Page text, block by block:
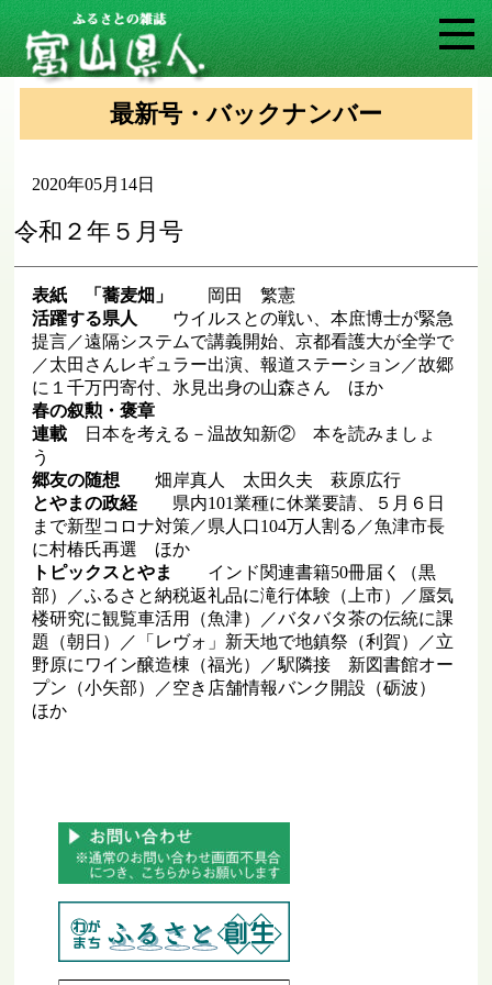
最新号・バックナンバー
2020年05月14日
令和２年５月号
表紙 「蕎麦畑」 岡田 繁憲
活躍する県人
ウイルスとの戦い、本庶博士が緊急
提言／遠隔システムで講義開始、京都看護大が全学で
／太田さんレギュラー出演、報道ステーション／故郷
に１千万円寄付、氷見出身の山森さん ほか
春の叙勲・褒章
連載 日本を考える－温故知新② 本を読みましょ
う
郷友の随想 畑岸真人 太田久夫 萩原広行
とやまの政経 県内101業種に休業要請、５月６日
まで新型コロナ対策／県人口104万人割る／魚津市長
に村椿氏再選 ほか
トピックスとやま
インド関連書籍50冊届く（黒
部）／ふるさと納税返礼品に滝行体験（上市）／蜃気
楼研究に観覧車活用（魚津）／バタバタ茶の伝統に課
題（朝日）／「レヴォ」新天地で地鎮祭（利賀）／立
野原にワイン醸造棟（福光）／駅隣接 新図書館オー
プン（小矢部）／空き店舗情報バンク開設（砺波）
ほか